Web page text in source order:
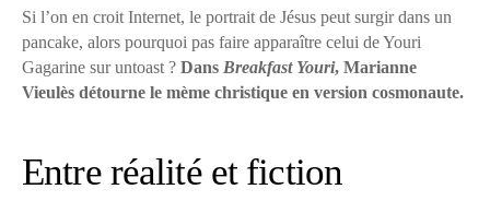
Si l’on en croit Internet, le portrait de Jésus peut surgir dans un
pancake, alors pourquoi pas faire apparaître celui de Youri
Gagarine sur untoast ? Dans Breakfast Youri, Marianne
Vieulès détourne le mème christique en version cosmonaute.
Entre réalité et fiction